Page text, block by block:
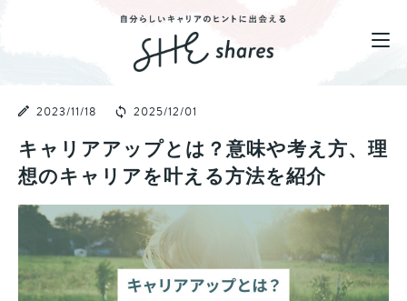
2023/11/18 2025/12/01
キャリアアップとは？意味や考え方、理
想のキャリアを叶える方法を紹介